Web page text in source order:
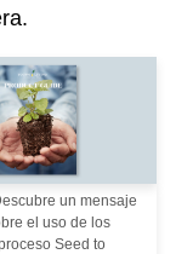
un mensaje
el uso de los
Seed to